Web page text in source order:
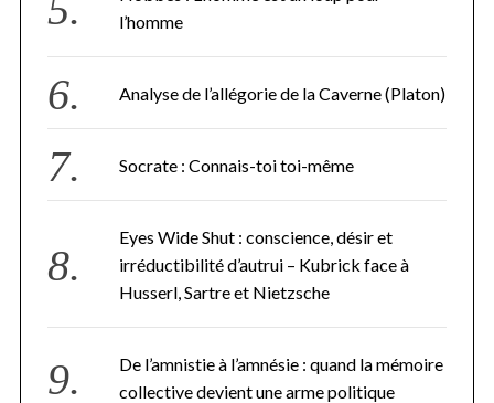
l’homme
Analyse de l’allégorie de la Caverne (Platon)
Socrate : Connais-toi toi-même
Eyes Wide Shut : conscience, désir et
irréductibilité d’autrui – Kubrick face à
Husserl, Sartre et Nietzsche
De l’amnistie à l’amnésie : quand la mémoire
collective devient une arme politique